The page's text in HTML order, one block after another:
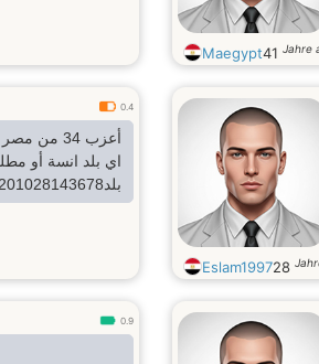
Maegypt41 Jahre
0.4
أعزب 34
اي بلد انسة أو
بلد00201028143678
Eslam199728
0.9